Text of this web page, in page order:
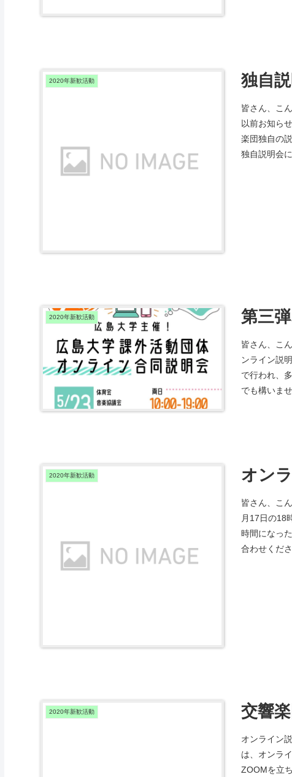
2020年新歓活動 独自
皆さん、こ
以前お知ら
楽団独自の
独自説明会
2020年新歓活動 第三
皆さん、こ
ンライン説
で行われ、
でも構いま
2020年新歓活動 オン
皆さん、こ
月17日の18
時間になっ
合わせくださ
2020年新歓活動 交響
オンライン
は、オンラ
ZOOMを立